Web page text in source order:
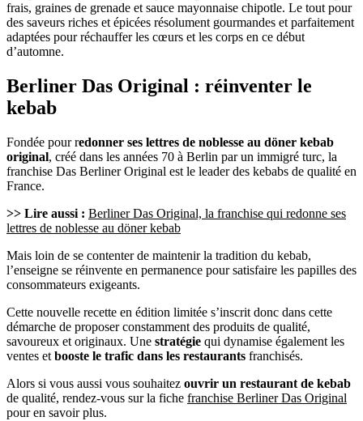
frais, graines de grenade et sauce mayonnaise chipotle. Le tout pour
des saveurs riches et épicées résolument gourmandes et parfaitement
adaptées pour réchauffer les cœurs et les corps en ce début
d’automne.
Berliner Das Original : réinventer le
kebab
Fondée pour redonner ses lettres de noblesse au döner kebab
original, créé dans les années 70 à Berlin par un immigré turc, la
franchise Das Berliner Original est le leader des kebabs de qualité en
France.
>> Lire aussi : Berliner Das Original, la franchise qui redonne ses
lettres de noblesse au döner kebab
Mais loin de se contenter de maintenir la tradition du kebab,
l’enseigne se réinvente en permanence pour satisfaire les papilles des
consommateurs exigeants.
Cette nouvelle recette en édition limitée s’inscrit donc dans cette
démarche de proposer constamment des produits de qualité,
savoureux et originaux. Une stratégie qui dynamise également les
ventes et booste le trafic dans les restaurants franchisés.
Alors si vous aussi vous souhaitez ouvrir un restaurant de kebab
de qualité, rendez-vous sur la fiche franchise Berliner Das Original
pour en savoir plus.